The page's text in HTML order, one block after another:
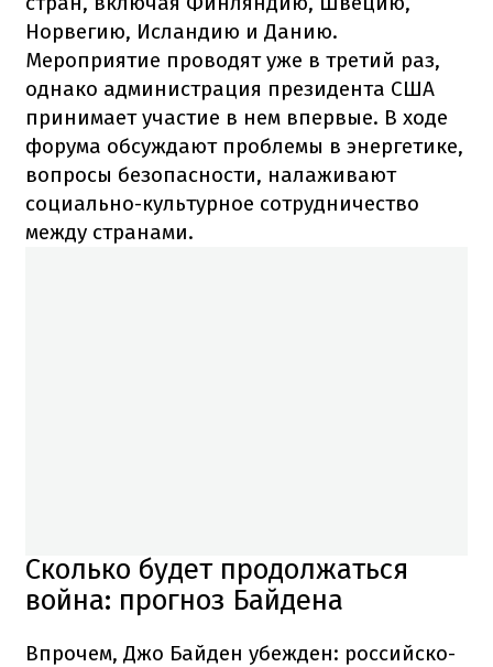
Норвегию, Исландию и Данию.
Мероприятие проводят уже в третий раз,
однако администрация президента США
принимает участие в нем впервые. В ходе
форума обсуждают проблемы в энергетике,
вопросы безопасности, налаживают
социально-культурное сотрудничество
между странами.
Сколько будет продолжаться
война: прогноз Байдена
Впрочем, Джо Байден убежден: российско-